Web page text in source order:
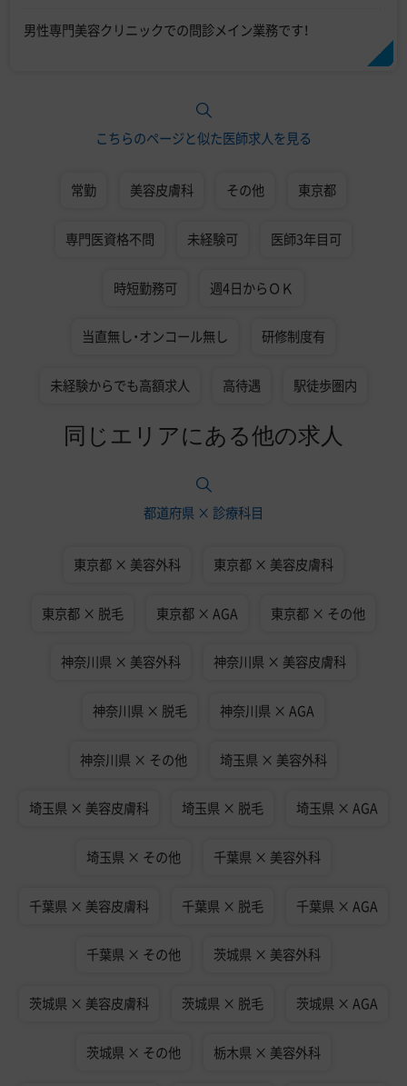
男性専門美容クリニックでの問診メイン業務です！
こちらのページと似た医師求人を見る
常勤 美容皮膚科 その他 東京都
専門医資格不問 未経験可 医師3年目可
時短勤務可 週4日からＯＫ
当直無し・オンコール無し 研修制度有
未経験からでも高額求人 高待遇 駅徒歩圏内
同じエリアにある他の求人
都道府県 × 診療科目
東京都 × 美容外科 東京都 × 美容皮膚科
東京都 × 脱毛 東京都 × AGA 東京都 × その他
神奈川県 × 美容外科 神奈川県 × 美容皮膚科
神奈川県 × 脱毛 神奈川県 × AGA
神奈川県 × その他 埼玉県 × 美容外科
埼玉県 × 美容皮膚科 埼玉県 × 脱毛 埼玉県 × AGA
埼玉県 × その他 千葉県 × 美容外科
千葉県 × 美容皮膚科 千葉県 × 脱毛 千葉県 × AGA
千葉県 × その他 茨城県 × 美容外科
茨城県 × 美容皮膚科 茨城県 × 脱毛 茨城県 × AGA
茨城県 × その他 栃木県 × 美容外科